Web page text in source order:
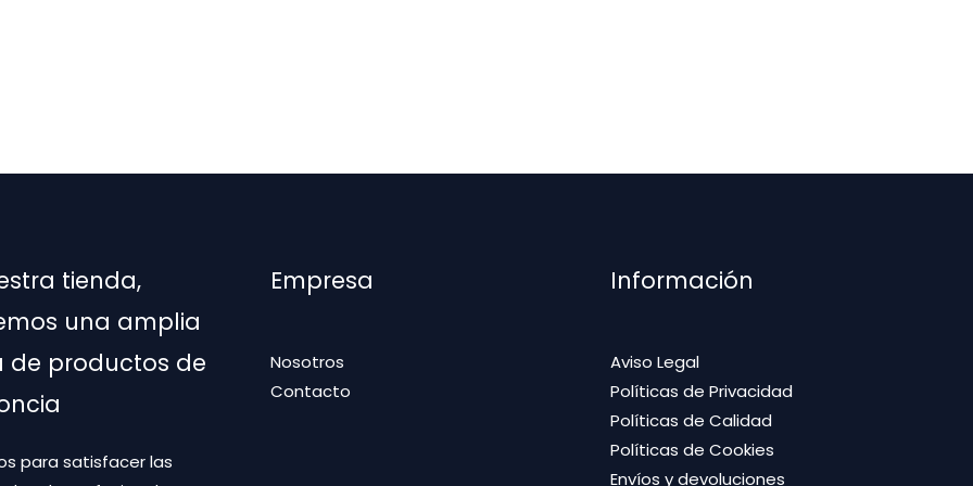
tienda,
una amplia
de productos de
para satisfacer las
Empresa
Nosotros
Contacto
Información
Aviso Legal
Políticas de Privacidad
Políticas de Calidad
Políticas de Cookies
Envíos y devoluciones